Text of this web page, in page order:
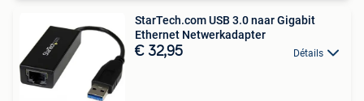
StarTech.com USB 3.0 naar Gigabit
Ethernet Netwerkadapter
€ 32,95 Détails